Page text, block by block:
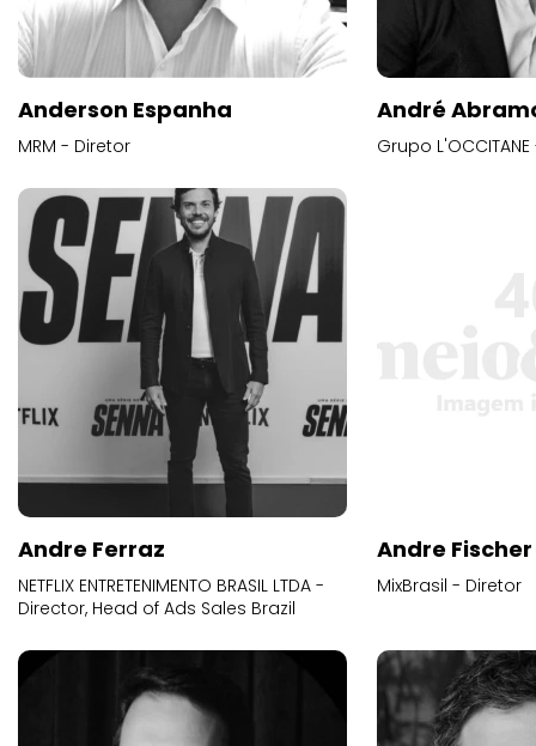
Anderson Espanha
MRM - Diretor
André
Grupo
Andre Ferraz
NETFLIX ENTRETENIMENTO BRASIL LTDA -
Director, Head of Ads Sales Brazil
Andre Fischer
MixBrasil - Diretor